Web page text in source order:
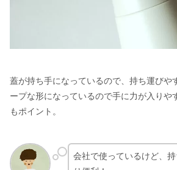
蓋が持ち手になっているので、持ち運びや
ープな形になっているので手に力が入りや
もポイント。
会社で使っているけど、